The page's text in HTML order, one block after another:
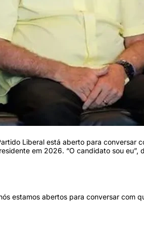
Liberal está aberto para conversar
em 2026. “O candidato sou eu”,
estamos abertos para conversar com